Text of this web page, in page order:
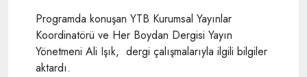
Programda konuşan YTB Kurumsal Yayınlar
Koordinatörü ve Her Boydan Dergisi Yayın
Yönetmeni Ali Işık, dergi çalışmalarıyla ilgili bilgiler
aktardı.